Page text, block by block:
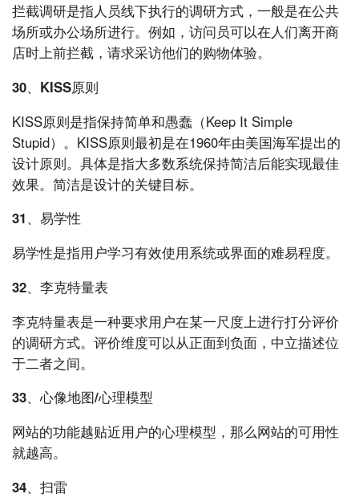
拦截调研是指人员线下执行的调研方式，一般是在公共
场所或办公场所进行。例如，访问员可以在人们离开商
店时上前拦截，请求采访他们的购物体验。
30、KISS原则
KISS原则是指保持简单和愚蠢（Keep It Simple
Stupid）。KISS原则最初是在1960年由美国海军提出的
设计原则。具体是指大多数系统保持简洁后能实现最佳
效果。简洁是设计的关键目标。
31、易学性
易学性是指用户学习有效使用系统或界面的难易程度。
32、李克特量表
李克特量表是一种要求用户在某一尺度上进行打分评价
的调研方式。评价维度可以从正面到负面，中立描述位
于二者之间。
33、心像地图/心理模型
网站的功能越贴近用户的心理模型，那么网站的可用性
就越高。
34、扫雷